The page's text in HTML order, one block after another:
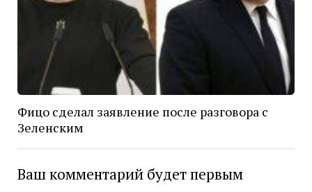
Фицо сделал заявление после разговора с
Зеленским
Ваш комментарий будет первым